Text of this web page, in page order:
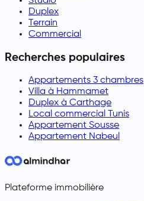
Duplex
Terrain
Commercial
Recherches populaires
Appartements 3 chambres
Villa à Hammamet
Duplex à Carthage
Local commercial Tunis
Appartement Sousse
Appartement Nabeul
Plateforme immobilière